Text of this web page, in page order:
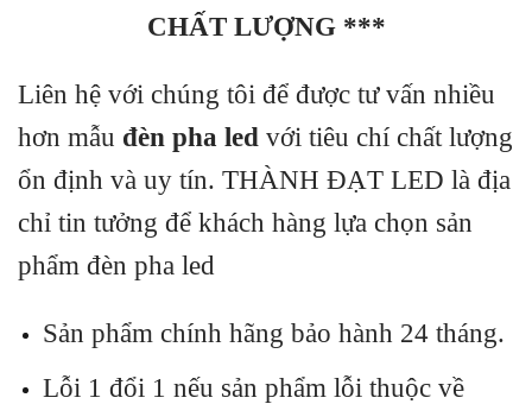
CHẤT LƯỢNG ***
Liên hệ với chúng tôi để được tư vấn nhiều
hơn mẫu đèn pha led với tiêu chí chất lượng
ổn định và uy tín. THÀNH ĐẠT LED là địa
chỉ tin tưởng để khách hàng lựa chọn sản
phẩm đèn pha led
Sản phẩm chính hãng bảo hành 24 tháng.
Lỗi 1 đổi 1 nếu sản phẩm lỗi thuộc về